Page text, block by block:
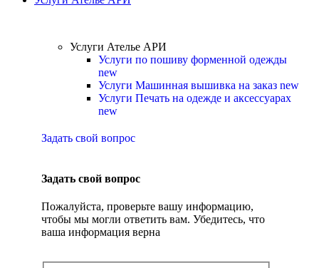
Услуги Ателье АРИ
Услуги по пошиву форменной одежды
new
Услуги Машинная вышивка на заказ new
Услуги Печать на одежде и аксессуарах
new
Задать свой вопрос
Задать свой вопрос
Пожалуйста, проверьте вашу информацию,
чтобы мы могли ответить вам. Убедитесь, что
ваша информация верна